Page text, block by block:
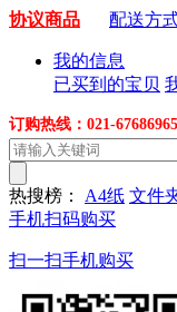
协议商品 配送方
我的信息
已买到的宝贝
订购热线：021-67686965
热搜榜： A4纸 文件
手机扫码购买
扫一扫手机购买